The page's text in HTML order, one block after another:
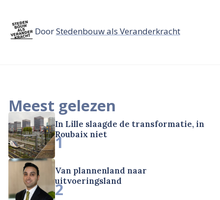
DoorStedenbouw als Veranderkracht
Meest gelezen
In Lille slaagde de transformatie, in
Roubaix niet
1
Van plannenland naar
uitvoeringsland
2